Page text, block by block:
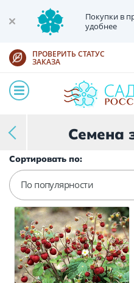
Покупки в
удобнее
ПРОВЕРИТЬ СТАТУС
ЗАКАЗА
Семена
Сортировать по:
По популярности